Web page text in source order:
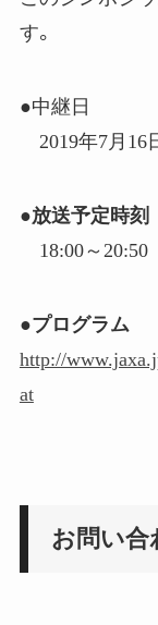
す。
●中継日
2019年7月16日
●放送予定時刻
18:00～20:50
●プログラム
http://
at
お問い合